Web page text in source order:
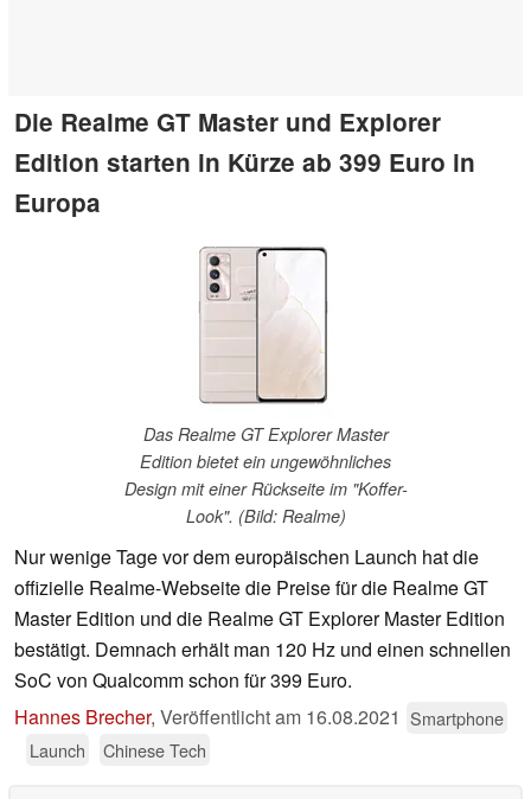
Die Realme GT Master und Explorer
Edition starten in Kürze ab 399 Euro in
Europa
Das Realme GT Explorer Master
Edition bietet ein ungewöhnliches
Design mit einer Rückseite im "Koffer-
Look". (Bild: Realme)
Nur wenige Tage vor dem europäischen Launch hat die
offizielle Realme-Webseite die Preise für die Realme GT
Master Edition und die Realme GT Explorer Master Edition
bestätigt. Demnach erhält man 120 Hz und einen schnellen
SoC von Qualcomm schon für 399 Euro.
Hannes Brecher, Veröffentlicht am 16.08.2021 Smartphone
Launch
Chinese Tech